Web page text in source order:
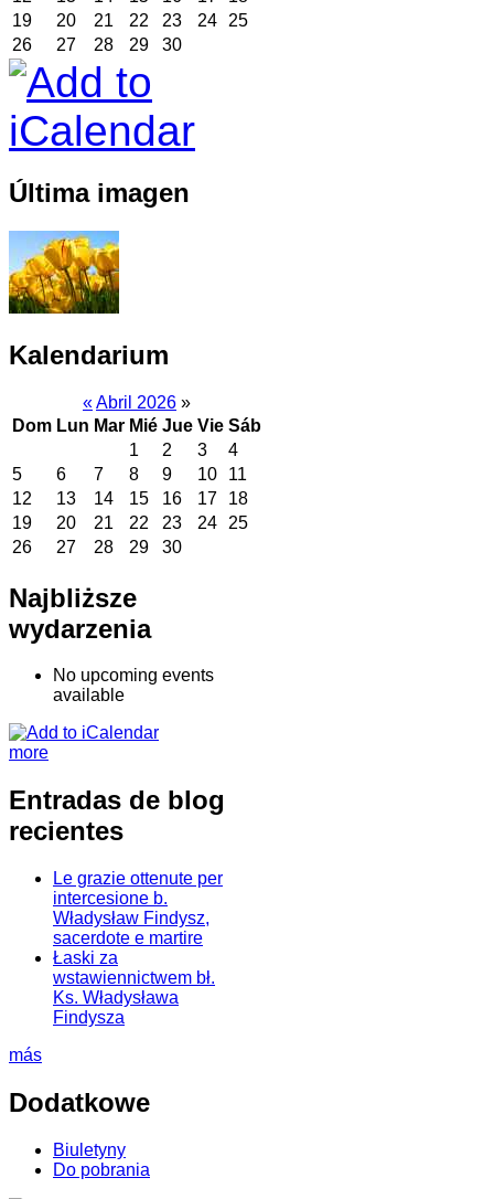
19
20 21 22 23 24
25
26
27 28 29 30
Última imagen
Kalendarium
«Abril 2026 »
Dom Lun Mar Mié Jue Vie Sáb
1
2 3
4
5
6 7 8 9 10
11
12
13 14 15 16 17
18
19
20 21 22 23 24
25
26
27 28 29 30
Najbliższe
wydarzenia
No upcoming events
available
more
Entradas de blog
recientes
Le grazie ottenute per
intercesione b.
Władysław Findysz,
sacerdote e martire
Łaski za
wstawiennictwem bł.
Ks. Władysława
Findysza
más
Dodatkowe
Biuletyny
Do pobrania